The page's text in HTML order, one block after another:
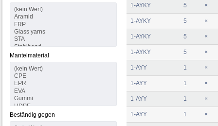
Mantelmaterial
Beständig gegen
1-AYKY 5 ×
1-AYKY 5 ×
1-AYKY 5 ×
1-AYKY 5 ×
1-AYY 1 ×
1-AYY 1 ×
1-AYY 1 ×
1-AYY 1 ×